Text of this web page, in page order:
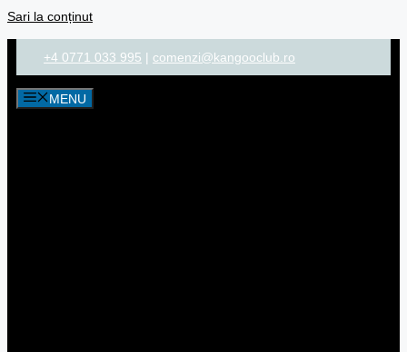
Sari la conținut
+4 0771 033 995 | comenzi@kangooclub.ro
MENU